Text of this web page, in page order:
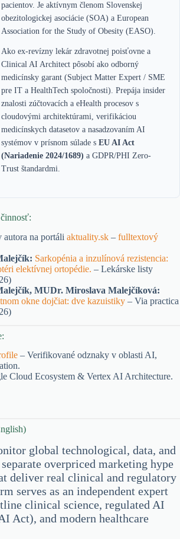
pacientov. Je aktívnym členom Slovenskej
obezitologickej asociácie (SOA) a European
Association for the Study of Obesity (EASO).
Ako ex-revízny lekár zdravotnej poisťovne a
Clinical AI Architect pôsobí ako odborný
medicínsky garant (Subject Matter Expert / SME
pre IT a HealthTech spoločnosti). Prepája insider
znalosti zúčtovacích a eHealth procesov s
cloudovými architektúrami, verifikáciou
medicínskych datasetov a nasadzovaním AI
systémov v prísnom súlade s EU AI Act
(Nariadenie 2024/1689) a GDPR/PHI Zero-
Trust štandardmi.
autora na portáli aktuality.sk – fulltextový
Sarkopénia a inzulínová rezistencia:
elektívnej ortopédie. – Lekárske listy
MUDr. Miroslava Malejčíková:
okne dojčiat: dve kazuistiky – Via practica
– Verifikované odznaky v oblasti AI,
Cloud Ecosystem & Vertex AI Architecture.
global technological, data, and
overpriced marketing hype
deliver real clinical and regulatory
serves as an independent expert
clinical science, regulated AI
Act), and modern healthcare